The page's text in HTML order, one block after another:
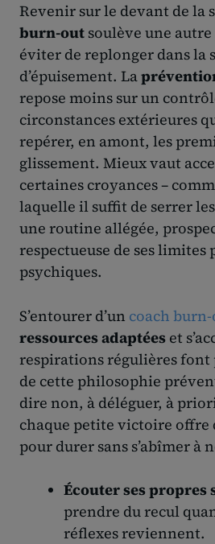
Revenir sur le devant de la
burn-out soulève une
éviter de replonger dans la
d’épuisement. La
repose moins sur un
circonstances extérieures
repérer, en amont, les
glissement. Mieux vaut
certaines croyances –
laquelle il suffit de serrer
une routine allégée,
respectueuse de ses limites
psychiques.
S’entourer d’un coach
ressources adaptées et
respirations régulières
de cette philosophie
dire non, à déléguer, à
chaque petite victoire offre
pour durer sans s’abîmer à
Écouter ses propres
prendre du recul
réflexes reviennent.